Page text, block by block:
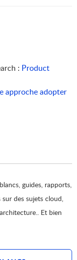
: Product
approche adopter
guides, rapports,
des sujets cloud,
Et bien